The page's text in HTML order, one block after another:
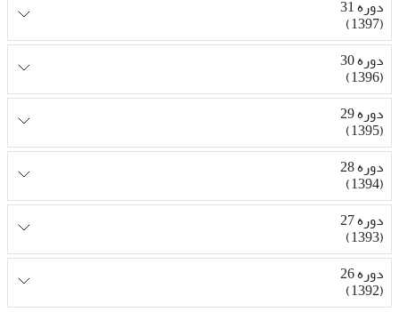
دوره 31
(1397)
دوره 30
(1396)
دوره 29
(1395)
دوره 28
(1394)
دوره 27
(1393)
دوره 26
(1392)